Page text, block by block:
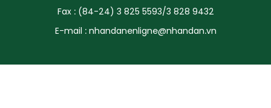
Fax : (84-24) 3 825 5593/3 828 9432
E-mail : nhandanenligne@nhandan.vn